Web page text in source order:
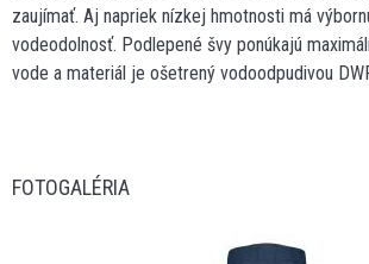
zaujímať. Aj napriek nízkej hmotnosti má
vodeodolnosť. Podlepené švy ponúkajú
vode a materiál je ošetrený vodoodpudivou
FOTOGALÉRIA